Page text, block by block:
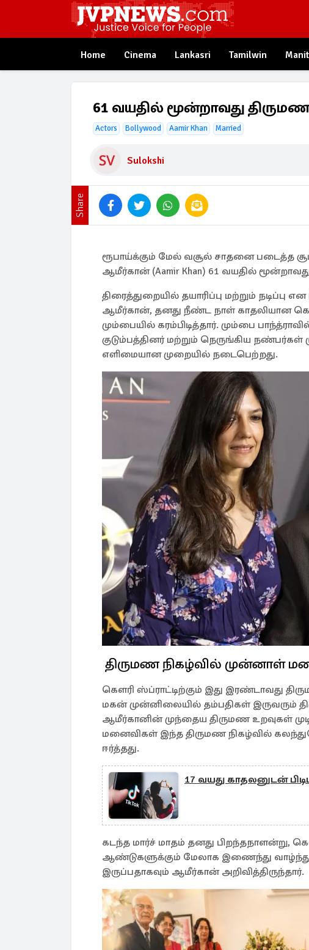
Home Cinema Lankasri Tamilwin
61 வயதில் மூன்றாவது
Actors Bollywood Aamir Khan Married
Sulokshi
Share
ரூபாய்க்கும் மேல் வசூல் சாதனை படைத்த
ஆமீர்கான் (Aamir Khan) 61 வயதில்
திரைத்துறையில் தயாரிப்பு மற்றும் நடிப்பு
ஆமீர்கான், தனது நீண்ட நாள் காதலியான
மும்பையில் கரம்பிடித்தார். மும்பை
குடும்பத்தினர் மற்றும் நெருங்கிய
எளிமையான முறையில் நடைபெற்றது.
திருமண நிகழ்வில் முன்னாள்
கௌரி ஸ்ப்ராட்டிற்கும் இது இரண்டாவது
மகன் முன்னிலையில் தம்பதிகள்
ஆமீர்கானின் முந்தைய திருமண உறவுகள்
மனைவிகள் இந்த திருமண நிகழ்வில்
ஈர்த்தது.
17 வயது காதலனுடன்
கடந்த மார்ச் மாதம் தனது பிறந்தநாளன்று,
ஆண்டுகளுக்கும் மேலாக இணைந்து வாழ்ந்து
இருப்பதாகவும் ஆமீர்கான் அறிவித்திருந்தார்.